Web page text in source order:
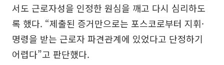
서도 근로자성을 인정한 원심을 깨고 다시 심리하도
록 했다. “제출된 증거만으로는 포스코로부터 지휘·
명령을 받는 근로자 파견관계에 있었다고 단정하기
어렵다”고 판단했다.